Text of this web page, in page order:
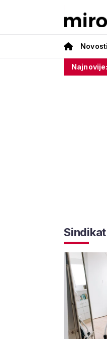
Novosti
Najnovije:
Od učenja o